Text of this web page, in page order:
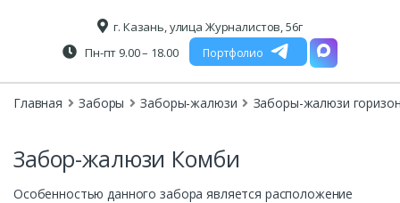
г. Казань, улица Журналистов, 56г
Пн-пт 9.00 – 18.00
Портфолио
Главная Заборы Заборы-жалюзи Заборы-жалюзи
Забор-жалюзи Комби
Особенностью данного забора является расположение